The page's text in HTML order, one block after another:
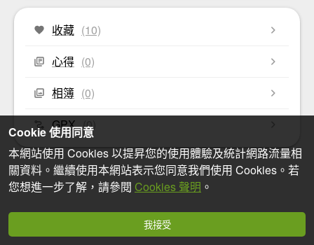
收藏 (10)
心得 (0)
相簿 (0)
GPX (0)
Cookie 使用同意
本網站使用 Cookies 以提昇您的使用體驗及統計網路流量相
關資料。繼續使用本網站表示您同意我們使用 Cookies。若
您想進一步了解，請參閱 Cookies 聲明 。
我接受